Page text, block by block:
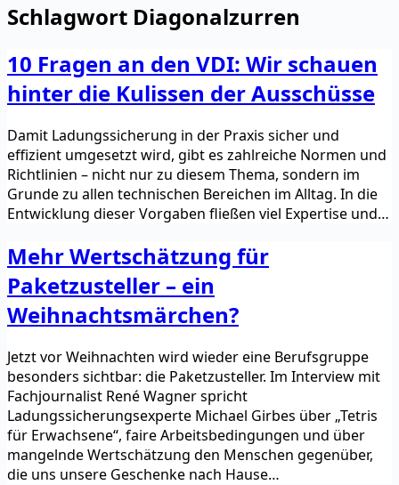
Schlagwort Diagonalzurren
10 Fragen an den VDI: Wir schauen
hinter die Kulissen der Ausschüsse
Damit Ladungssicherung in der Praxis sicher und
effizient umgesetzt wird, gibt es zahlreiche Normen und
Richtlinien – nicht nur zu diesem Thema, sondern im
Grunde zu allen technischen Bereichen im Alltag. In die
Entwicklung dieser Vorgaben fließen viel Expertise und…
Mehr Wertschätzung für
Paketzusteller – ein
Weihnachtsmärchen?
Jetzt vor Weihnachten wird wieder eine Berufsgruppe
besonders sichtbar: die Paketzusteller. Im Interview mit
Fachjournalist René Wagner spricht
Ladungssicherungsexperte Michael Girbes über „Tetris
für Erwachsene“, faire Arbeitsbedingungen und über
mangelnde Wertschätzung den Menschen gegenüber,
die uns unsere Geschenke nach Hause…